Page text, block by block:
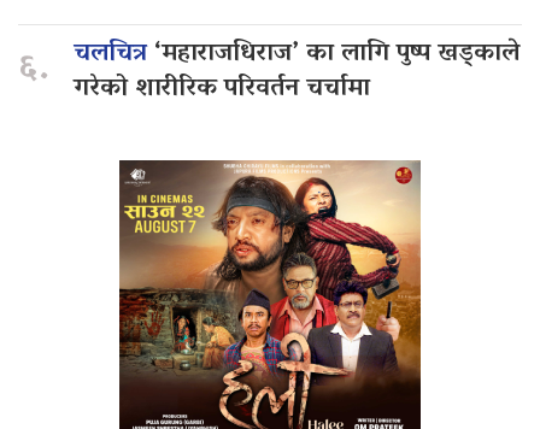
६. चलचित्र‘महाराजधिराज’ का लागि पुष्प खड्काले
गरेको शारीरिक परिवर्तन चर्चामा